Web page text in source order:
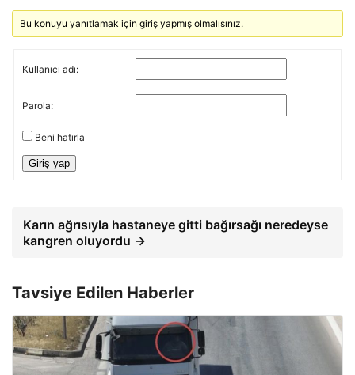
Bu konuyu yanıtlamak için giriş yapmış olmalısınız.
Kullanıcı adı:
Parola:
Beni hatırla
Giriş yap
Karın ağrısıyla hastaneye gitti bağırsağı neredeyse
kangren oluyordu →
Tavsiye Edilen Haberler